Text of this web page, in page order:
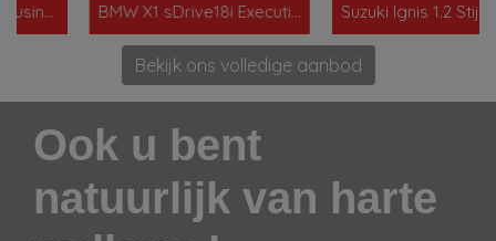
BMW X1 sDrive18i Executive Automaat Suzuki Ignis 1.2 Stijl Intro Automaat
Bekijk ons volledige aanbod
Ook u bent
natuurlijk van harte